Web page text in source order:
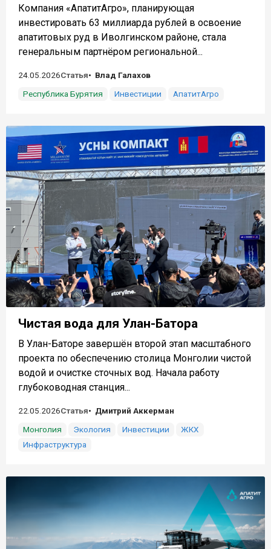
Компания «АпатитАгро», планирующая
инвестировать 63 миллиарда рублей в освоение
апатитовых руд в Иволгинском районе, стала
генеральным партнёром региональной...
24.05.2026Статья
Влад Галахов
Республика Бурятия
Инвестиции АпатитАгро
Чистая вода для Улан-Батора
В Улан-Баторе завершён второй этап масштабного
проекта по обеспечению столица Монголии чистой
водой и очистке сточных вод. Начала работу
глубоководная станция...
22.05.2026Статья
Дмитрий Аккерман
Монголия
Экология Инвестиции
ЖКХ
Инфраструктура